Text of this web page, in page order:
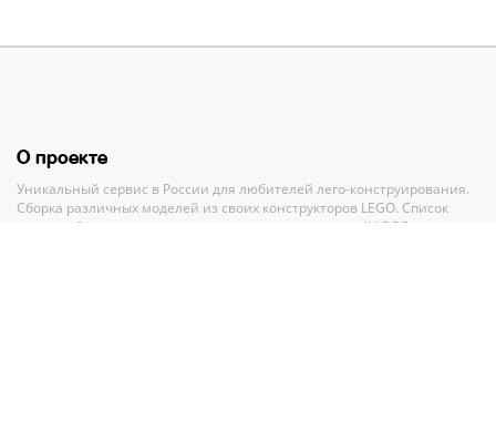
О проекте
Уникальный сервис в России для любителей лего-конструирования.
Сборка различных моделей из своих конструкторов LEGO. Список
своих наборов, вишлист и анализ всех своих деталей LEGO.